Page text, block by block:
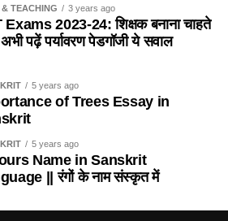
Panaji
अहमदाबाद
पत्र
अंबाला
फरीदाबाद
मतानुसारं कतमं सत्यमस्ति
अविचारिता च प्रक्रिया भवति
भवति
च प्रक्रिया भवति
अविचारितं च भवति ।
Sunita Williamson stay in
अंतरिक्ष में रही-
TEACHING 3 years ago
Exams 2023-24: शिक्षक बनाना चाहते
पढ़ें पर्यावरण पेडगॉजी ये सवाल
5 years ago
of Trees Essay in
5 years ago
Name in Sanskrit
|| रंगों के नाम संस्कृत में